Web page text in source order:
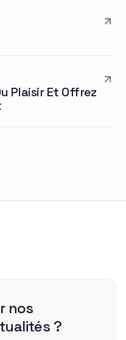
Plaisir Et Offrez
nos
?